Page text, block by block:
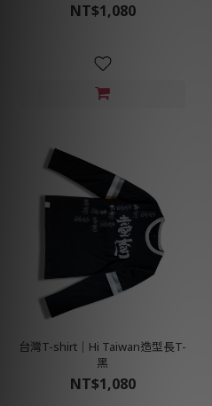
NT$1,080
台灣T-shirt│Hi Taiwan造型長T-
黑
NT$1,080